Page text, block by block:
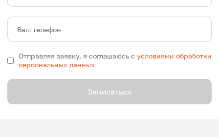
Ваш телефон
Отправляя заявку, я соглашаюсь с условиями обработки
персональных данных
Записаться